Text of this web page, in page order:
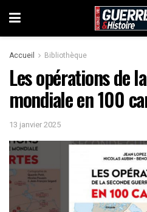
Accueil Bibliothèque
Les opérations de
mondiale en 100
13 janvier 2025